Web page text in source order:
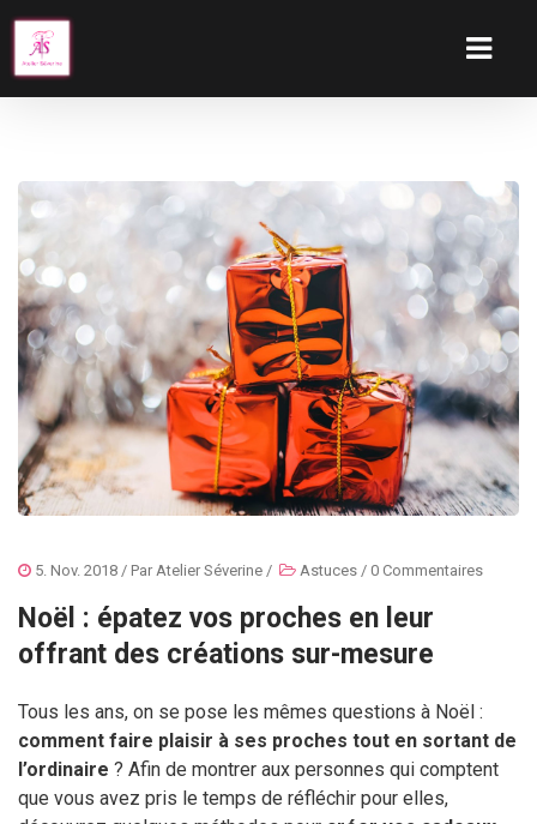
5. Nov. 2018 / Par Atelier Séverine / Astuces / 0 Commentaires
Noël : épatez vos proches en leur
offrant des créations sur-mesure
Tous les ans, on se pose les mêmes questions à Noël :
comment faire plaisir à ses proches tout en sortant de
l’ordinaire ? Afin de montrer aux personnes qui comptent
que vous avez pris le temps de réfléchir pour elles,